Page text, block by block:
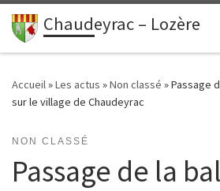
principalPasser au contenu
Chaudeyrac – Lozère
Accueil»Les actus »Non classé »Passage
sur le village de Chaudeyrac
NON CLASSÉ
Passage de la